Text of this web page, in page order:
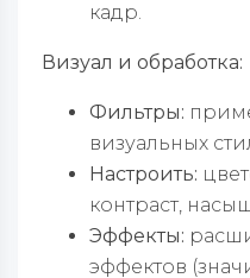
кадр.
Визуал и обработка:
Фильтры:
визуальных
Настроить:
контраст,
Эффекты:
эффектов